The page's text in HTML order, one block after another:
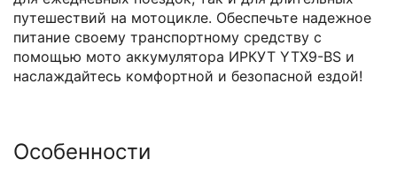
путешествий на мотоцикле. Обеспечьте надежное
питание своему транспортному средству с
помощью мото аккумулятора ИРКУТ YTX9-BS и
наслаждайтесь комфортной и безопасной ездой!
Особенности